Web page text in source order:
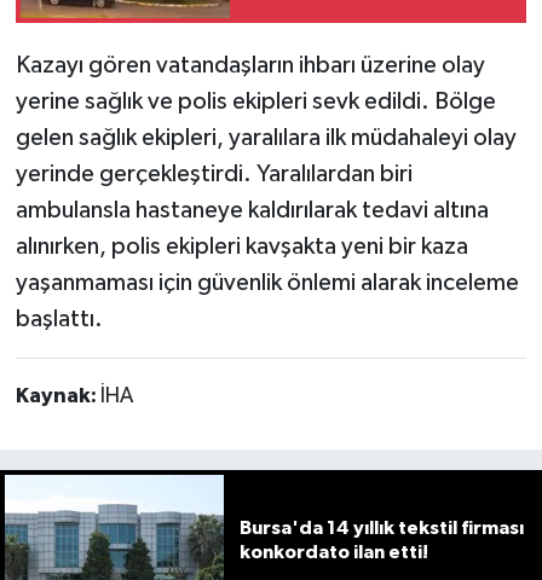
Kazayı gören vatandaşların ihbarı üzerine olay
yerine sağlık ve polis ekipleri sevk edildi. Bölge
gelen sağlık ekipleri, yaralılara ilk müdahaleyi olay
yerinde gerçekleştirdi. Yaralılardan biri
ambulansla hastaneye kaldırılarak tedavi altına
alınırken, polis ekipleri kavşakta yeni bir kaza
yaşanmaması için güvenlik önlemi alarak inceleme
başlattı.
Kaynak: İHA
Bursa'da 14 yıllık tekstil firması
konkordato ilan etti!